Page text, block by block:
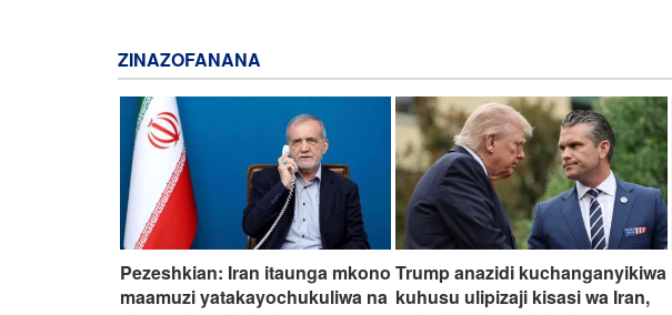
ZINAZOFANANA
Pezeshkian: Iran itaunga mkono
maamuzi yatakayochukuliwa na
Trump anazidi kuchanganyikiwa
kuhusu ulipizaji kisasi wa Iran,